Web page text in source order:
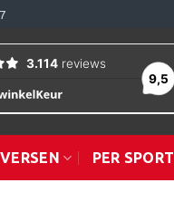
PER SPORT